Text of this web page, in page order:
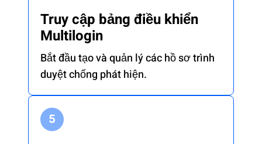
Truy cập bảng điều khiển
Multilogin
Bắt đầu tạo và quản lý các hồ sơ trình
duyệt chống phát hiện.